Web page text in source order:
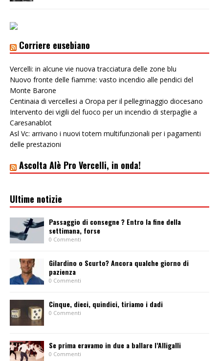
Corriere eusebiano
Vercelli: in alcune vie nuova tracciatura delle zone blu
Nuovo fronte delle fiamme: vasto incendio alle pendici del
Monte Barone
Centinaia di vercellesi a Oropa per il pellegrinaggio diocesano
Intervento dei vigili del fuoco per un incendio di sterpaglie a
Caresanablot
Asl Vc: arrivano i nuovi totem multifunzionali per i pagamenti
delle prestazioni
Ascolta Alè Pro Vercelli, in onda!
Ultime notizie
Passaggio di consegne ? Entro la fine della
settimana, forse
0 Commenti
Gilardino o Scurto? Ancora qualche giorno di
pazienza
0 Commenti
Cinque, dieci, quindici, tiriamo i dadi
0 Commenti
Se prima eravamo in due a ballare l’Alligalli
0 Commenti